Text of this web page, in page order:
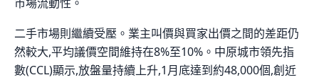
二手市場則繼續受壓。業主叫價與買家出價之間的差距仍
然較大,平均議價空間維持在8%至10%。中原城市領先指
數(CCL)顯示,放盤量持續上升,1月底達到約48,000個,創近